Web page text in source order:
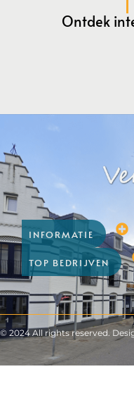
Ontdek
INFORMATIE
TOP BEDRIJVEN
© 2024 All rights reserved.